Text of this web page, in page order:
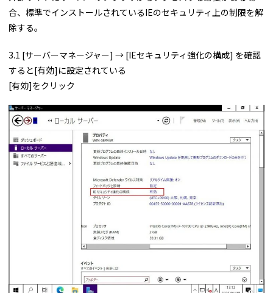
合、標準でインストールされているIEのセキュリティ上の制限を解
除する。
3.1 [サーバーマネージャー] → [IEセキュリティ強化の構成] を確認
すると[有効]に設定されている
[有効]をクリック